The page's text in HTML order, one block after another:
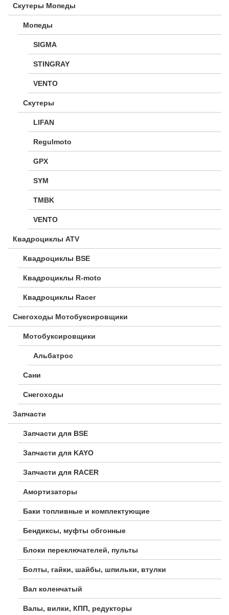
Скутеры Мопеды
Мопеды
SIGMA
STINGRAY
VENTO
Скутеры
LIFAN
Regulmoto
GPX
SYM
TMBK
VENTO
Квадроциклы ATV
Квадроциклы BSE
Квадроциклы R-moto
Квадроциклы Racer
Снегоходы Мотобуксировщики
Мотобуксировщики
Альбатрос
Сани
Снегоходы
Запчасти
Запчасти для BSE
Запчасти для KAYO
Запчасти для RACER
Амортизаторы
Баки топливные и комплектующие
Бендиксы, муфты обгонные
Блоки переключателей, пульты
Болты, гайки, шайбы, шпильки, втулки
Вал коленчатый
Валы, вилки, КПП, редукторы